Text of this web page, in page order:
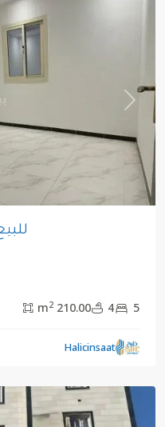
Next
للبيع
5
4
210.00 m
2
Halicinsaatالمملكة
العربية